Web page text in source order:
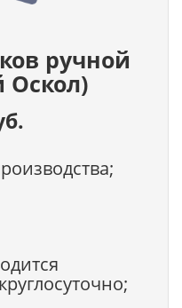
ручной
Оскол)